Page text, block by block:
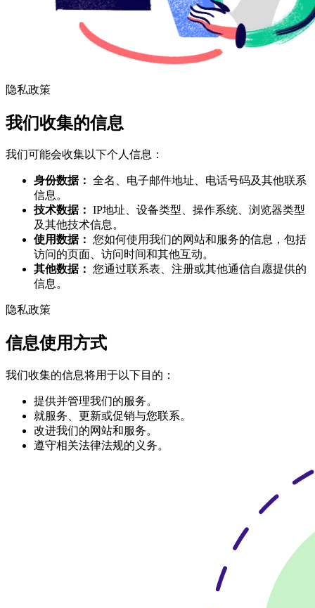
隐私政策
我们收集的信息
我们可能会收集以下个人信息：
身份数据： 全名、电子邮件地址、电话号码及其他联系
信息。
技术数据： IP地址、设备类型、操作系统、浏览器类型
及其他技术信息。
使用数据： 您如何使用我们的网站和服务的信息，包括
访问的页面、访问时间和其他互动。
其他数据： 您通过联系表、注册或其他通信自愿提供的
信息。
隐私政策
信息使用方式
我们收集的信息将用于以下目的：
提供并管理我们的服务。
就服务、更新或促销与您联系。
改进我们的网站和服务。
遵守相关法律法规的义务。